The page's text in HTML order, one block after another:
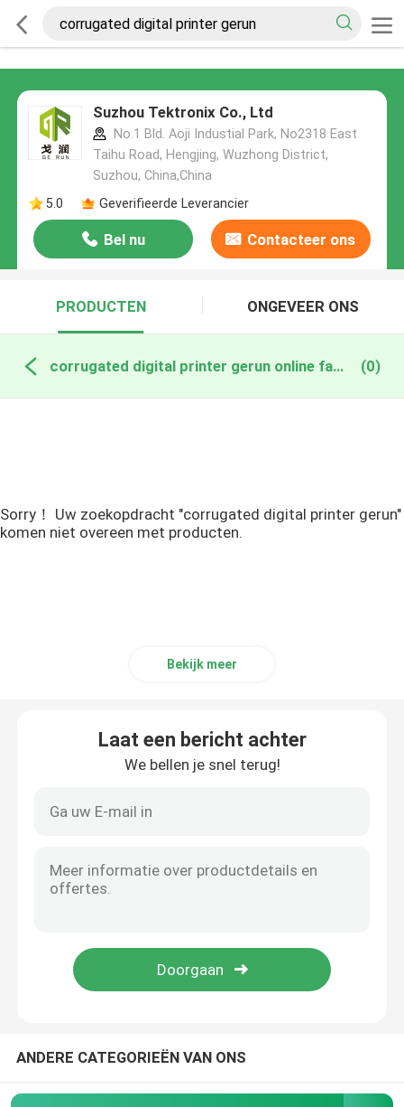
Suzhou Tektronix Co., Ltd
No.1 Bld. Aoji Industial Park, No2318 East
Taihu Road, Hengjing, Wuzhong District,
Suzhou, China,China
5.0
Geverifieerde Leverancier
Bel nu Contacteer ons
PRODUCTEN ONGEVEER ONS
corrugated digital printer gerun online fabricage (0)
Sorry！ Uw zoekopdracht "corrugated digital printer gerun"
komen niet overeen met producten.
Bekijk meer
Laat een bericht achter
We bellen je snel terug!
ANDERE CATEGORIEËN VAN ONS